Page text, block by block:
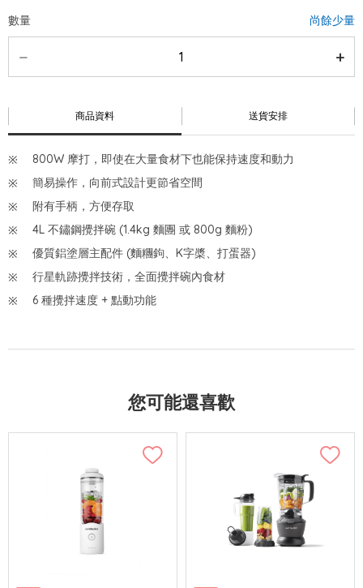
數量 尚餘少量
商品資料 送貨安排
800W 摩打，即使在大量食材下也能保持速度和動力
簡易操作，向前式設計更節省空間
附有手柄，方便存取
4L 不鏽鋼攪拌碗 (1.4kg 麵團 或 800g 麵粉)
優質鋁塗層主配件 (麵糰鉤、K字槳、打蛋器)
行星軌跡攪拌技術，全面攪拌碗內食材
6 種攪拌速度 + 點動功能
您可能還喜歡